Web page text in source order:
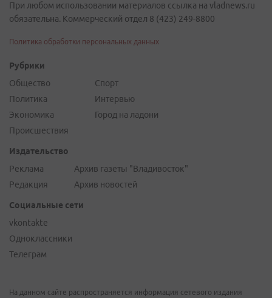
При любом использовании материалов ссылка на vladnews.ru
обязательна. Коммерческий отдел 8 (423) 249-8800
Политика обработки персональных данных
Рубрики
Общество
Политика
Экономика
Происшествия
Спорт
Интервью
Город на ладони
Издательство
Реклама
Редакция
Архив газеты "Владивосток"
Архив новостей
Социальные сети
vkontakte
Одноклассники
Телеграм
На данном сайте распространяется информация сетевого издания